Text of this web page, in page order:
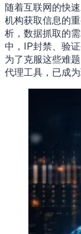
随着互联网的快
机构获取信息的
析，数据抓取的
中，IP封禁、验
为了克服这些难
代理工具，已成